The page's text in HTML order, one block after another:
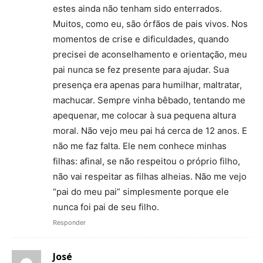
estes ainda não tenham sido enterrados.
Muitos, como eu, são órfãos de pais vivos. Nos
momentos de crise e dificuldades, quando
precisei de aconselhamento e orientação, meu
pai nunca se fez presente para ajudar. Sua
presença era apenas para humilhar, maltratar,
machucar. Sempre vinha bêbado, tentando me
apequenar, me colocar à sua pequena altura
moral. Não vejo meu pai há cerca de 12 anos. E
não me faz falta. Ele nem conhece minhas
filhas: afinal, se não respeitou o próprio filho,
não vai respeitar as filhas alheias. Não me vejo
“pai do meu pai” simplesmente porque ele
nunca foi pai de seu filho.
Responder
José